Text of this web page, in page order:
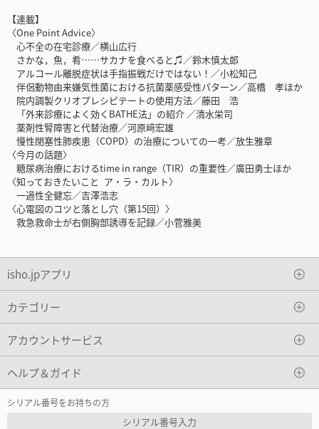
【連載】
〈One Point Advice〉
心不全の在宅診療／横山広行
さかな，魚，肴……サカナを食べると♫／鈴木慎太郎
アルコール離脱症状は手指振戦だけではない！／小松知己
伴侶動物由来嫌気性菌における抗菌薬感受性パターン／高橋 孝ほか
院内調製クリオプレシピテートの使用方法／藤田 浩
「外来診療によく効くBATHE法」の紹介 ／清水栄司
薬剤性腎障害と代替治療／河原﨑宏雄
慢性閉塞性肺疾患（COPD）の治療についての一考／放生雅章
〈今月の話題〉
糖尿病治療におけるtime in range（TIR）の重要性／廣田勇士ほか
〈知っておきたいこと ア・ラ・カルト〉
一過性全健忘／吉澤浩志
〈心電図のコツと落とし穴（第15回）〉
救急救命士が右側胸部誘導を記録／小菅雅美
isho.jpアプリ
カテゴリー
アカウントサービス
ヘルプ＆ガイド
シリアル番号をお持ちの方
シリアル番号入力